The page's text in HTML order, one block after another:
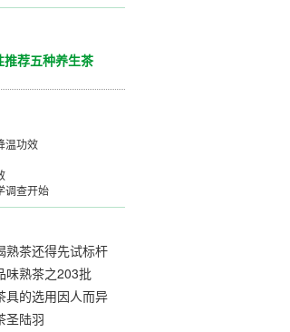
推荐五种养生茶
温功效
调查开始
熟茶还得先试标杆
益09年7572赏析
味熟茶之203批
开汤品鉴
具的选用因人而异
圣陆羽